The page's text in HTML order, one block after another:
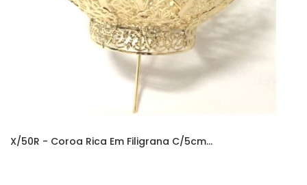
X/50R - Coroa Rica Em Filigrana C/5cm...